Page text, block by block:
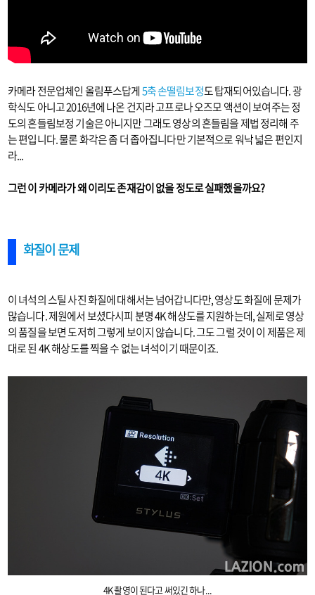
카메라 전문업체인 올림푸스답게5축 손떨림보정도 탑재되어있습니다. 광
학식도 아니고 2016년에 나온 건지라 고프로나 오즈모 액션이 보여주는 정
도의 흔들림보정 기술은 아니지만 그래도 영상의 흔들림을 제법 정리해 주
는 편입니다. 물론 화각은 좀 더 좁아집니다만 기본적으로 워낙 넓은 편인지
라...
그런 이 카메라가 왜 이리도 존재감이 없을 정도로 실패했을까요?
화질이 문제
이 녀석의 스틸 사진 화질에 대해서는 넘어갑니다만, 영상도 화질에 문제가
많습니다. 제원에서 보셨다시피 분명 4K 해상도를 지원하는데, 실제로 영상
의 품질을 보면 도저히 그렇게 보이지 않습니다. 그도 그럴 것이 이 제품은 제
대로 된 4K 해상도를 찍을 수 없는 녀석이기 때문이죠.
4K 촬영이 된다고 써있긴 하나...